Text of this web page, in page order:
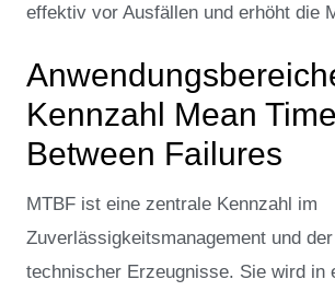
effektiv vor Ausfällen und erhöht die
Kennzahl Mean Time
Between Failures
MTBF ist eine zentrale Kennzahl im
Zuverlässigkeitsmanagement und
technischer Erzeugnisse. Sie wird in